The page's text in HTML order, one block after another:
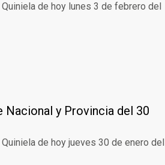
de hoy lunes 3 de febrero del
Nacional y Provincia del 30
de hoy jueves 30 de enero del